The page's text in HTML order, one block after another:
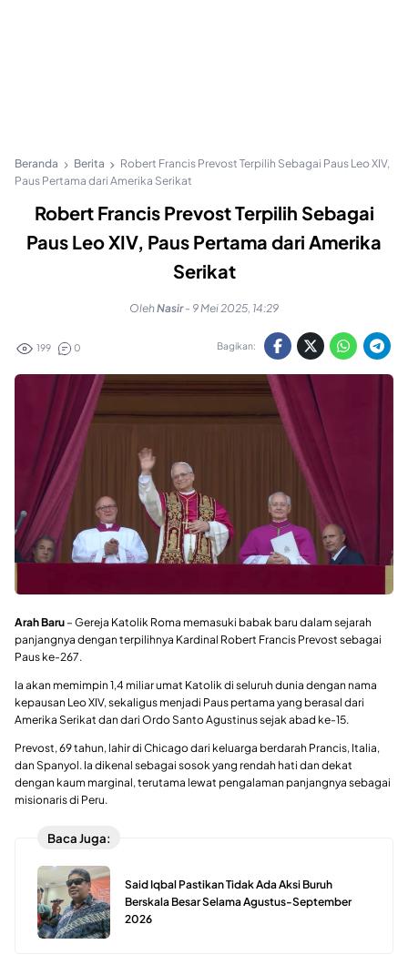
Beranda Berita
Robert Francis Prevost Terpilih Sebagai Paus Leo XIV,
Paus Pertama dari Amerika Serikat
Robert Francis Prevost Terpilih Sebagai
Paus Leo XIV, Paus Pertama dari Amerika
Serikat
OlehNasir - 9 Mei 2025, 14:29
199 0 Bagikan:
Arah Baru – Gereja Katolik Roma memasuki babak baru dalam sejarah
panjangnya dengan terpilihnya Kardinal Robert Francis Prevost sebagai
Paus ke-267.
Ia akan memimpin 1,4 miliar umat Katolik di seluruh dunia dengan nama
kepausan Leo XIV, sekaligus menjadi Paus pertama yang berasal dari
Amerika Serikat dan dari Ordo Santo Agustinus sejak abad ke-15.
Prevost, 69 tahun, lahir di Chicago dari keluarga berdarah Prancis, Italia,
dan Spanyol. Ia dikenal sebagai sosok yang rendah hati dan dekat
dengan kaum marginal, terutama lewat pengalaman panjangnya sebagai
misionaris di Peru.
Baca Juga:
Said Iqbal Pastikan Tidak Ada Aksi Buruh
Berskala Besar Selama Agustus-September
2026